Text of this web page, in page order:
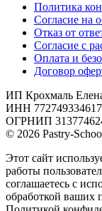
Политика
Согласие на
Отказ от
Согласие с
Оплата и
Договор
ИП Крохмаль
ИНН 772749334617
ОГРНИП
© 2026 Pastry-
Этот сайт
работы
соглашаетесь с
обработкой ваших